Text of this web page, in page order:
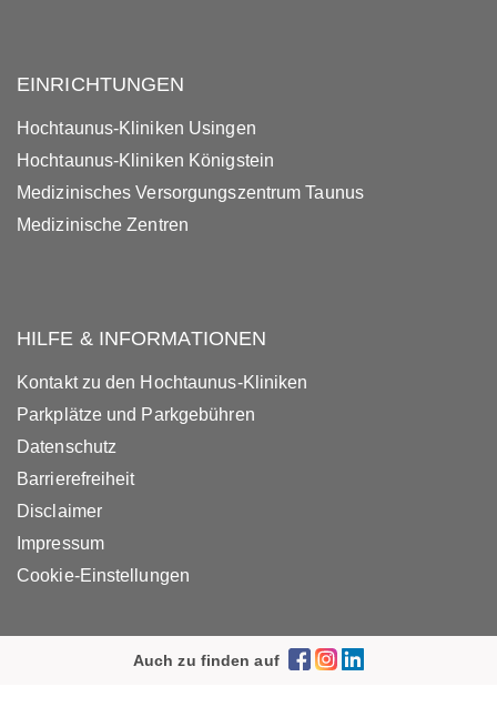
EINRICHTUNGEN
Hochtaunus-Kliniken Usingen
Hochtaunus-Kliniken Königstein
Medizinisches Versorgungszentrum Taunus
Medizinische Zentren
HILFE & INFORMATIONEN
Kontakt zu den Hochtaunus-Kliniken
Parkplätze und Parkgebühren
Datenschutz
Barrierefreiheit
Disclaimer
Impressum
Cookie-Einstellungen
Auch zu finden auf